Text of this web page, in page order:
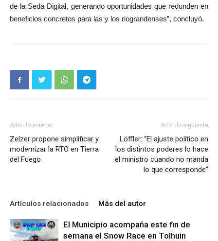
de la Seda Digital, generando oportunidades que redunden en
beneficios concretos para las y los riograndenses”, concluyó.
Artículo anterior
Zelzer propone simplificar y
modernizar la RTO en Tierra
del Fuego
Artículo siguiente
Löffler: “El ajuste político en
los distintos poderes lo hace
el ministro cuando no manda
lo que corresponde”
Artículos relacionados Más del autor
El Municipio acompaña este fin de
semana el Snow Race en Tolhuin